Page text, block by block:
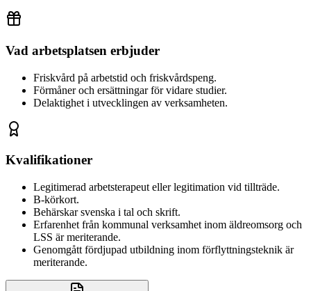
Vad arbetsplatsen erbjuder
Friskvård på arbetstid och friskvårdspeng.
Förmåner och ersättningar för vidare studier.
Delaktighet i utvecklingen av verksamheten.
Kvalifikationer
Legitimerad arbetsterapeut eller legitimation vid tillträde.
B-körkort.
Behärskar svenska i tal och skrift.
Erfarenhet från kommunal verksamhet inom äldreomsorg och
LSS är meriterande.
Genomgått fördjupad utbildning inom förflyttningsteknik är
meriterande.